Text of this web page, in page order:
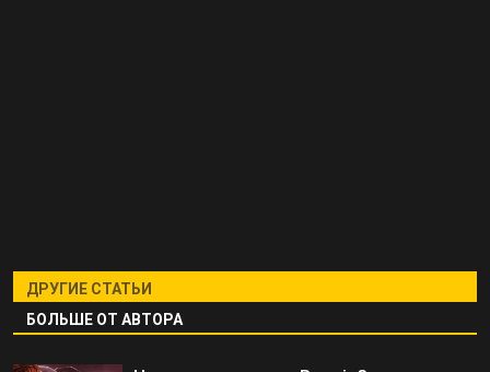
ДРУГИЕ СТАТЬИ
БОЛЬШЕ ОТ АВТОРА